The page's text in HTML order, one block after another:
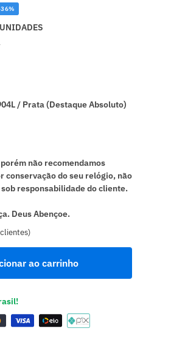
/ Prata (Destaque Absoluto)
porém não recomendamos
conservação do seu relógio, não
responsabilidade do cliente.
Deus Abençoe.
ao carrinho